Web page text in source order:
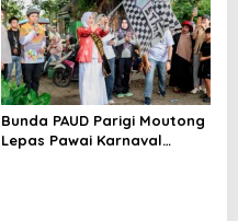
Bunda PAUD Parigi Moutong
Lepas Pawai Karnaval